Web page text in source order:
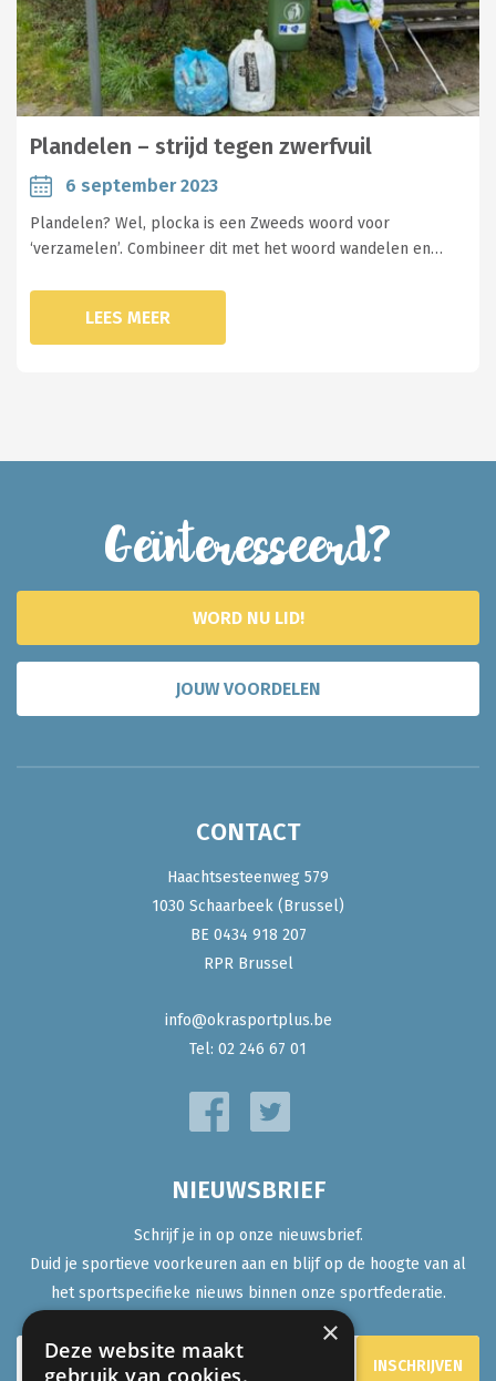
Plandelen – strijd tegen zwerfvuil
6 september 2023
Plandelen? Wel, plocka is een Zweeds woord voor
‘verzamelen’. Combineer dit met het woord wandelen en…
LEES MEER
Geïnteresseerd?
WORD NU LID!
JOUW VOORDELEN
CONTACT
Haachtsesteenweg 579
1030 Schaarbeek (Brussel)
BE 0434 918 207
RPR Brussel
info@okrasportplus.be
Tel: 02 246 67 01
NIEUWSBRIEF
Schrijf je in op onze nieuwsbrief.
Duid je sportieve voorkeuren aan en blijf op de hoogte van al
het sportspecifieke nieuws binnen onze sportfederatie.
×
Deze website maakt
gebruik van cookies.